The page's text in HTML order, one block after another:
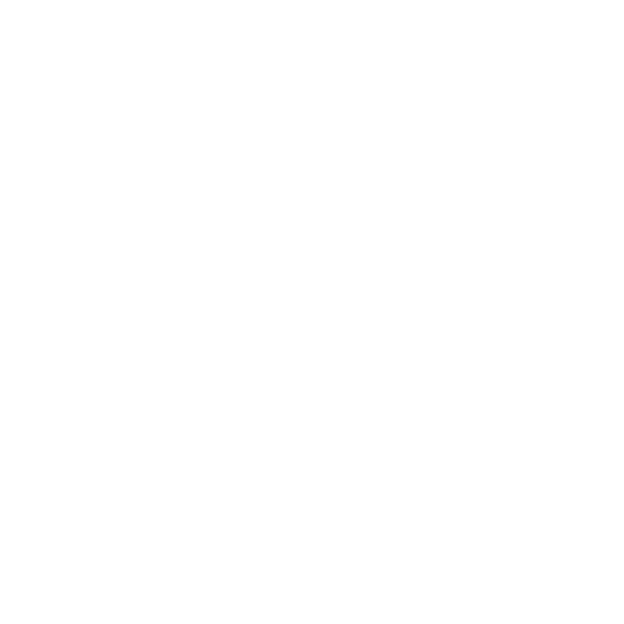
de código aberto que integra KVM para máquinas
uma interface baseada na web. Ele também inclui
pequenas e grandes. O Proxmox é popular pela
e forte suporte da comunidade.
de soluções corporativas de código aberto. Seu
distribuição comercial do Linux projetada para
corporativos. A Red Hat também oferece
da inovação em TI corporativo ao contribuir
oferecer soluções certificadas e de nível empresarial.
com um modelo simples de repositório APT, o
de licenciamento. Isso atrai pequenas empresas,
são significativas.
onde o modelo de subscrição do RHEL
pilha testada. Para organizações onde a
e governo — a subscrição do RHV assegura
isenção de responsabilidade. O trade-off implícito,
soquete de CPU ou por host, um custo que pode
administradores gerenciam VMs, contêineres via